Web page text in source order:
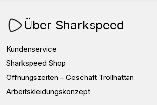
Über Sharkspeed
Kundenservice
Sharkspeed Shop
Öffnungszeiten – Geschäft Trollhättan
Arbeitskleidungskonzept